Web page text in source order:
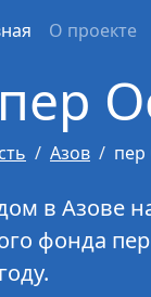
О проекте
Азов пер
в Азове
фонда пер